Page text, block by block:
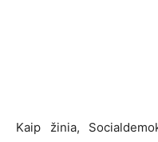
Kaip žinia,